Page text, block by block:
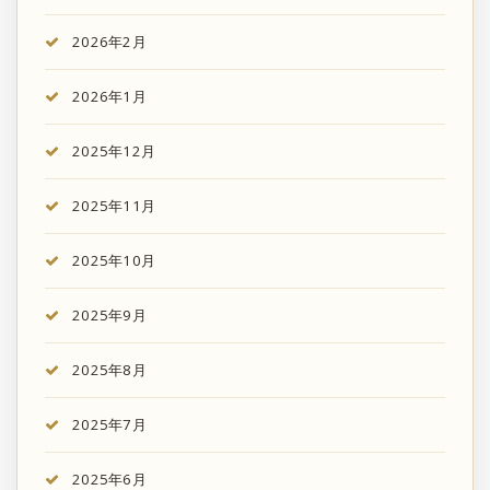
2026年2月
2026年1月
2025年12月
2025年11月
2025年10月
2025年9月
2025年8月
2025年7月
2025年6月